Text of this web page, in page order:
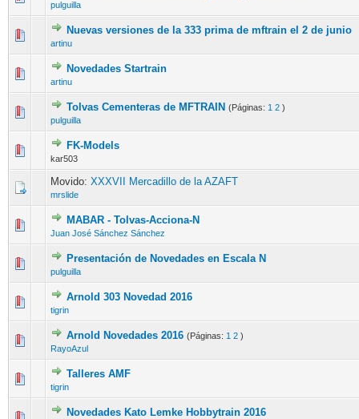
pulguilla
Nuevas versiones de la 333 prima de mftrain el 2 de junio
artinu
Novedades Startrain
artinu
Tolvas Cementeras de MFTRAIN (Páginas: 1 2 )
pulguilla
FK-Models
kar503
Movido: XXXVII Mercadillo de la AZAFT
mrslide
MABAR - Tolvas-Acciona-N
Juan José Sánchez Sánchez
Presentación de Novedades en Escala N
pulguilla
Arnold 303 Novedad 2016
tigrin
Arnold Novedades 2016 (Páginas: 1 2 )
RayoAzul
Talleres AMF
tigrin
Novedades Kato Lemke Hobbytrain 2016